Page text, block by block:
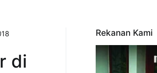
di
Rekanan Kami